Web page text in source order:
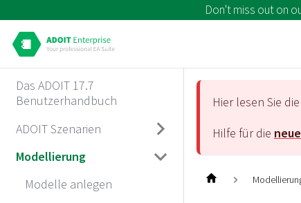
Don't miss out on
Das ADOIT 17.7
Benutzerhandbuch
ADOIT Szenarien
Modellierung
Modelle anlegen
Hier lesen Sie
Hilfe für die